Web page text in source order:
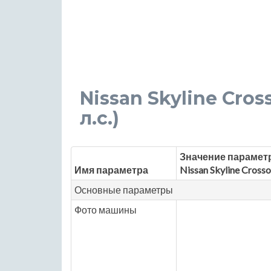
Nissan Skyline
л.с.)
Имя параметра
Значение
Nissan Skyline
Основные параметры
Фото машины